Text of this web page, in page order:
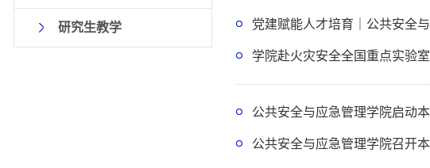
研究生教学 党建赋能人才培育｜公共安全
学院赴火灾安全全国重点实验
公共安全与应急管理学院启动
公共安全与应急管理学院召开